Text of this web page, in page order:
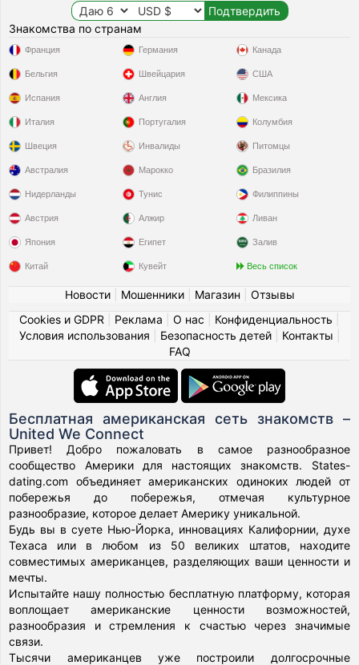
Знакомства по странам
Франция
Бельгия
Испания
Италия
Швеция
Германия
Швейцария
Англия
Португалия
Инвалиды
Канада
США
Мексика
Колумбия
Питомцы
Австралия
Нидерланды
Австрия
Япония
Китай
Марокко
Тунис
Алжир
Египет
Кувейт
Бразилия
Филиппины
Ливан
Залив
Весь список
Новости| Мошенники| Магазин
Отзывы
Cookies и GDPR
Реклама О нас Конфиденциальность
Условия использования
Безопасность детей| Контакты
FAQ
Бесплатная американская сеть знакомств –
United We Connect
Привет! Добро пожаловать в самое разнообразное
сообщество Америки для настоящих знакомств. States-
dating.com объединяет американских одиноких людей от
побережья до побережья, отмечая культурное
разнообразие, которое делает Америку уникальной.
Будь вы в суете Нью-Йорка, инновациях Калифорнии, духе
Техаса или в любом из 50 великих штатов, находите
совместимых американцев, разделяющих ваши ценности и
мечты.
Испытайте нашу полностью бесплатную платформу, которая
воплощает американские ценности возможностей,
разнообразия и стремления к счастью через значимые
связи.
Тысячи американцев уже построили долгосрочные